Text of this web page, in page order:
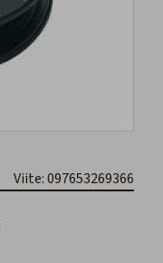
Viite: 097653269366